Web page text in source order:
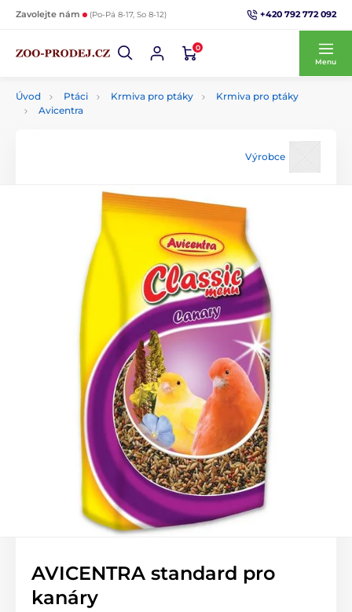
Zavolejte nám (Po-Pá 8-17, So 8-12) +420 792 772 092
0
Menu
Úvod Ptáci Krmiva pro ptáky
Krmiva pro ptáky
Avicentra
Výrobce
AVICENTRA standard pro
kanáry